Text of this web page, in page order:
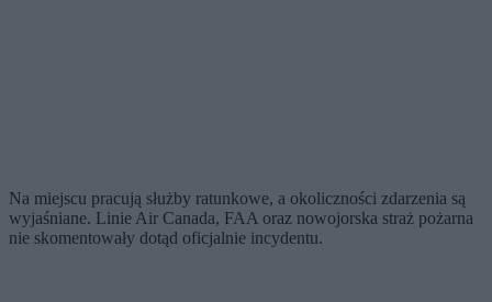
Na miejscu pracują służby ratunkowe, a okoliczności zdarzenia są
wyjaśniane. Linie Air Canada, FAA oraz nowojorska straż pożarna
nie skomentowały dotąd oficjalnie incydentu.